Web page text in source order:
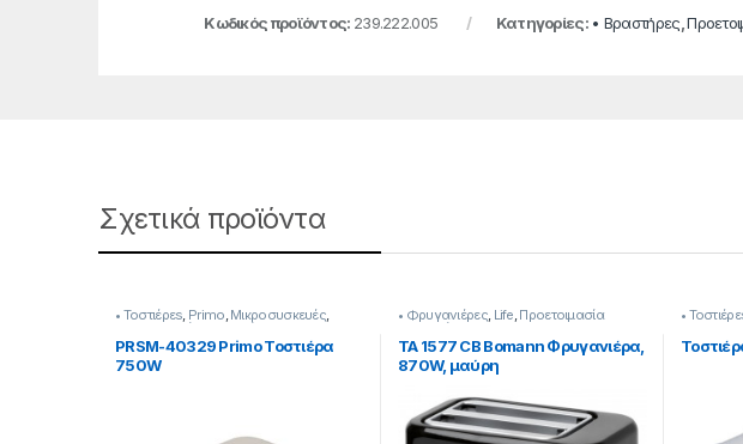
Κωδικός προϊόντος: 239.222.005 Κατηγορίες: • Βραστήρες ,
Σχετικά προϊόντα
• Τοστιέρεs, Primo,Μικροσυσκευές,
Προετοιμασία Πρωινού
PRSM-40329 Primo Τοστιέρα
750W
• Φρυγανιέρες, Life,Προετοιμασία
Πρωινού
TA 1577 CB Bomann Φρυγανιέρα,
870W, μαύρη
•